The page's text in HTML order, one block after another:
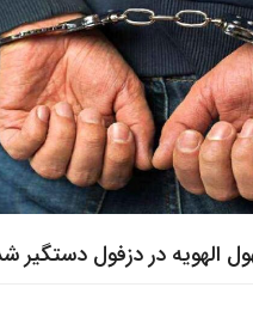
الهویه در دزفول دستگیر